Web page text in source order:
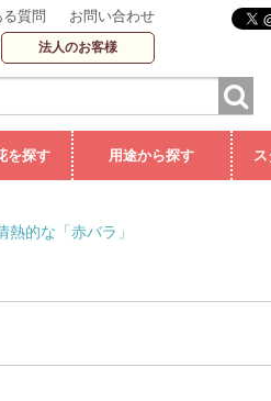
質問 お問い合わせ
法人のお客様
を探す 用途から探す
的な「赤バラ」